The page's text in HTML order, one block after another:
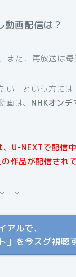
動画配信は？
た、再放送は毎
い！という方に
画は、 NHKオンデ
U-NEXTで配信中
作品が配信されて
↓
アルで、
」を今スグ視聴